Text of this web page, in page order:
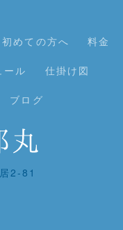
初めての方へ 料金
ール 仕掛け図
ブログ
2-81